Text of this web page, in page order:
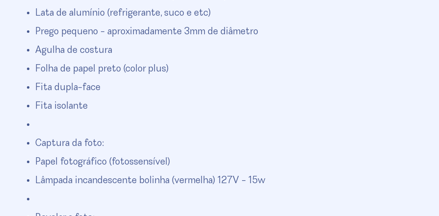
Lata de alumínio (refrigerante, suco e etc)
Prego pequeno - aproximadamente 3mm de diâmetro
Agulha de costura
Folha de papel preto (color plus)
Fita dupla-face
Fita isolante
Captura da foto:
Papel fotográfico (fotossensível)
Lâmpada incandescente bolinha (vermelha) 127V - 15w